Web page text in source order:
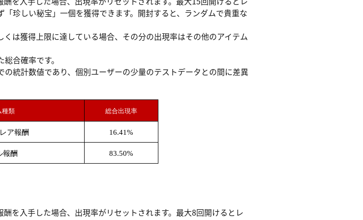
珍しい秘宝」一個を獲得できます。開封すると、ランダムで貴重な
は獲得上限に達している場合、その分の出現率はその他のアイテム
合確率です。
統計数値であり、個別ユーザーの少量のテストデータとの間に差異
種類 総合出現率
ア報酬 16.41%
報酬 83.50%
を入手した場合、出現率がリセットされます。最大8回開けるとレ